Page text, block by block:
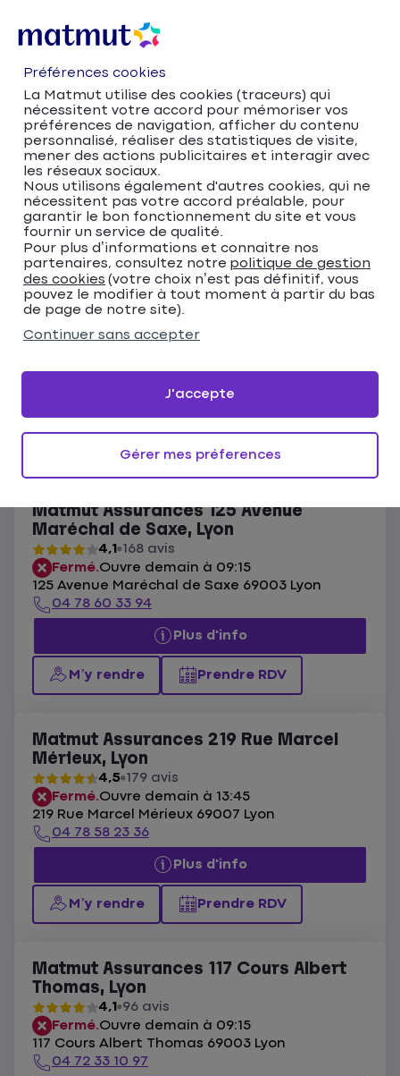
Accueil
Trouver votre agence Matmut
Auvergne-Rhône-Alpes
Rhône
Trouver votre agence
Matmut
Veuillez renseigner une adresse
Me localiser
Ouvert actuellement
Les agences Matmut Lyon
Carte
Matmut Assurances 125 Avenue
Maréchal de Saxe, Lyon
4,1 168 avis
Fermé.Ouvre demain à 09:15
125 Avenue Maréchal de Saxe 69003 Lyon
04 78 60 33 94
Plus d'info
M’y rendre Prendre RDV
Matmut Assurances 219 Rue Marcel
Mérieux, Lyon
4,5 179 avis
Fermé.Ouvre demain à 13:45
219 Rue Marcel Mérieux 69007 Lyon
04 78 58 23 36
Plus d'info
M’y rendre Prendre RDV
Matmut Assurances 117 Cours Albert
Thomas, Lyon
4,1 96 avis
Fermé.Ouvre demain à 09:15
117 Cours Albert Thomas 69003 Lyon
04 72 33 10 97
Préférences cookies
La Matmut utilise des cookies (traceurs) qui
nécessitent votre accord pour mémoriser vos
préférences de navigation, afficher du contenu
personnalisé, réaliser des statistiques de visite,
mener des actions publicitaires et interagir avec
les réseaux sociaux.
Nous utilisons également d'autres cookies, qui ne
nécessitent pas votre accord préalable, pour
garantir le bon fonctionnement du site et vous
fournir un service de qualité.
Pour plus d’informations et connaitre nos
partenaires, consultez notre politique de gestion
des cookies (votre choix n’est pas définitif, vous
pouvez le modifier à tout moment à partir du bas
de page de notre site).
Continuer sans accepter
Gérer mes préferences
J'accepte